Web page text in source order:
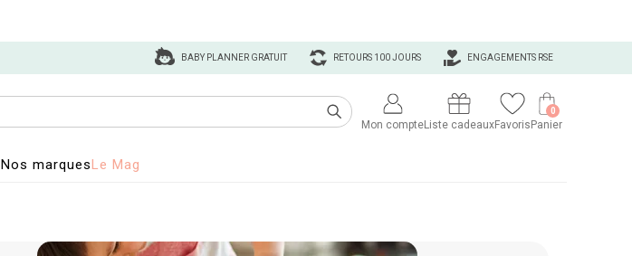
ENGAGEMENTS RSE
RETOURS 100 JOURS
BABY PLANNER GRATUIT
Mon compteListe cadeauxFavorisPanier
0
Nos marquesLe Mag